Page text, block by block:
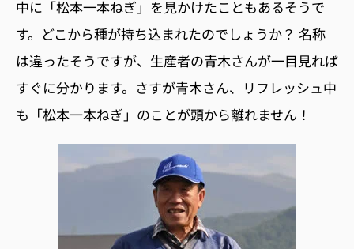
中に「松本一本ねぎ」を見かけたこともあるそうで
す。どこから種が持ち込まれたのでしょうか？ 名称
は違ったそうですが、生産者の青木さんが一目見れば
すぐに分かります。さすが青木さん、リフレッシュ中
も「松本一本ねぎ」のことが頭から離れません！